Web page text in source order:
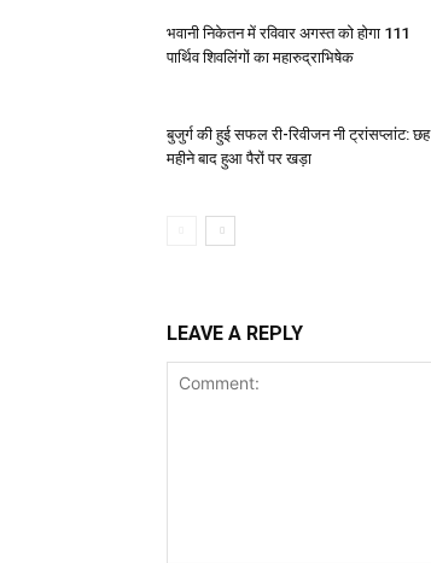
भवानी निकेतन में रविवार अगस्त को होगा 111
पार्थिव शिवलिंगों का महारुद्राभिषेक
बुजुर्ग की हुई सफल री-रिवीजन नी ट्रांसप्लांट: छह
महीने बाद हुआ पैरों पर खड़ा
LEAVE A REPLY